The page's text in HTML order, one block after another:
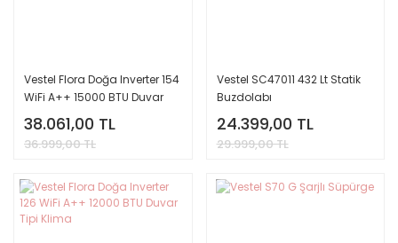
Vestel Flora Doğa Inverter 154
WiFi A++ 15000 BTU Duvar
Tipi Klima
38.061,00 TL
36.999,00 TL
Vestel SC47011 432 Lt Statik
Buzdolabı
24.399,00 TL
29.999,00 TL